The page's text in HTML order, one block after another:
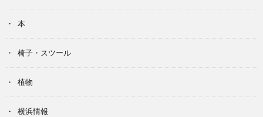
本
椅子・スツール
植物
横浜情報